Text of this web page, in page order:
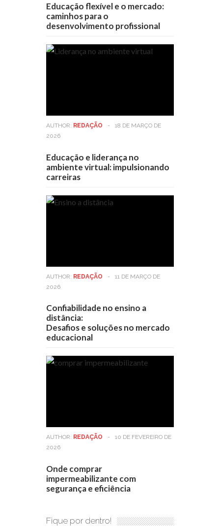
Educação flexível e o mercado:
caminhos para o
desenvolvimento profissional
AUTHOR: REDAÇÃO -
18 DE MARÇO DE
2026
Educação e liderança no
ambiente virtual: impulsionando
carreiras
AUTHOR: REDAÇÃO -
11 DE MARÇO DE
2026
Confiabilidade no ensino a
distância:
Desafios e soluções no mercado
educacional
AUTHOR: REDAÇÃO -
10 DE FEVEREIRO DE
2026
Onde comprar
impermeabilizante com
segurança e eficiência
Fique por dentro!